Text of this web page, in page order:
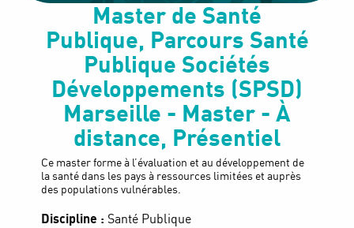
Master de Santé
Publique, Parcours Santé
Publique Sociétés
Développements (SPSD)
Marseille - Master - À
distance, Présentiel
Ce master forme à l’évaluation et au développement de
la santé dans les pays à ressources limitées et auprès
des populations vulnérables.
Discipline : Santé Publique